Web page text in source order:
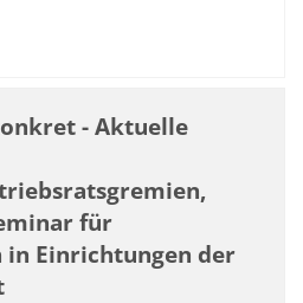
- Aktuelle
für
Einrichtungen der